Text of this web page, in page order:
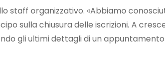
staff organizzativo. «Abbiamo
sulla chiusura delle iscrizioni. A
gli ultimi dettagli di un